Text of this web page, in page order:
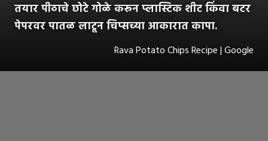
तयार पीठाचे छोटे गोळे करून प्लास्टिक शीट किंवा बटर
पेपरवर पातळ लाटून चिप्सच्या आकारात कापा.
Rava Potato Chips Recipe | Google